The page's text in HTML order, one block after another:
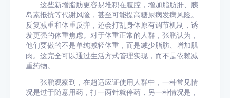
这些新增脂肪更容易堆积在腹腔，增加脂肪肝、胰
岛素抵抗等代谢风险，甚至可能提高糖尿病发病风险。
反复减重和体重反弹，还会打乱身体原有调节机制，诱
发更强的体重焦虑。对于体重正常的人群，张鹏认为，
他们要做的不是单纯减轻体重，而是减少脂肪、增加肌
肉。这完全可以通过生活方式管理实现，而不是依赖减
重药物。
张鹏观察到，在超适应证使用人群中，一种常见情
况是过于随意用药，打一两针就停药，另一种情况是，